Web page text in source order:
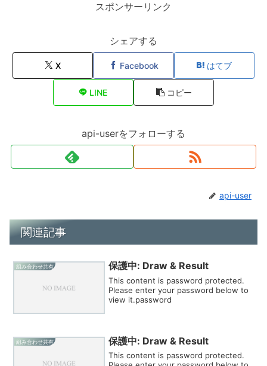
スポンサーリンク
シェアする
X Facebook はてブ
LINE コピー
api-userをフォローする
api-user
関連記事
組み合わせ共有 保護中: Draw & Result
This content is password protected.
Please enter your password below to
view it.password
組み合わせ共有 保護中: Draw & Result
This content is password protected.